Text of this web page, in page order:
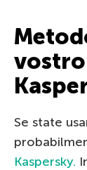
Se state
Kaspersky.